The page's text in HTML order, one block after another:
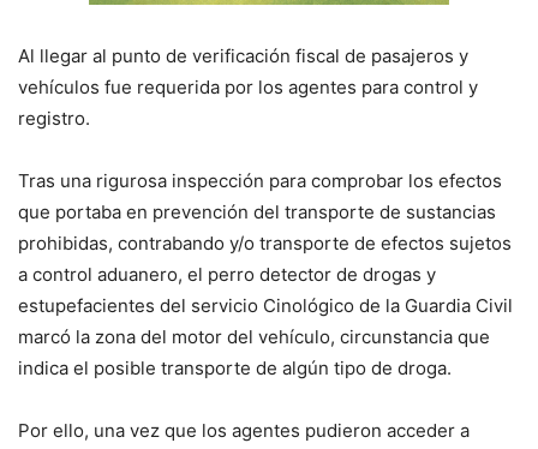
Al llegar al punto de verificación fiscal de pasajeros y
vehículos fue requerida por los agentes para control y
registro.
Tras una rigurosa inspección para comprobar los efectos
que portaba en prevención del transporte de sustancias
prohibidas, contrabando y/o transporte de efectos sujetos
a control aduanero, el perro detector de drogas y
estupefacientes del servicio Cinológico de la Guardia Civil
marcó la zona del motor del vehículo, circunstancia que
indica el posible transporte de algún tipo de droga.
Por ello, una vez que los agentes pudieron acceder a